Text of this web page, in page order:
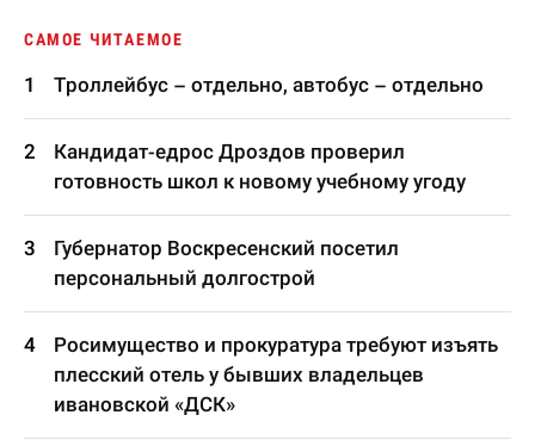
САМОЕ ЧИТАЕМОЕ
Троллейбус – отдельно, автобус – отдельно
Кандидат-едрос Дроздов проверил
готовность школ к новому учебному угоду
Губернатор Воскресенский посетил
персональный долгострой
Росимущество и прокуратура требуют изъять
плесский отель у бывших владельцев
ивановской «ДСК»